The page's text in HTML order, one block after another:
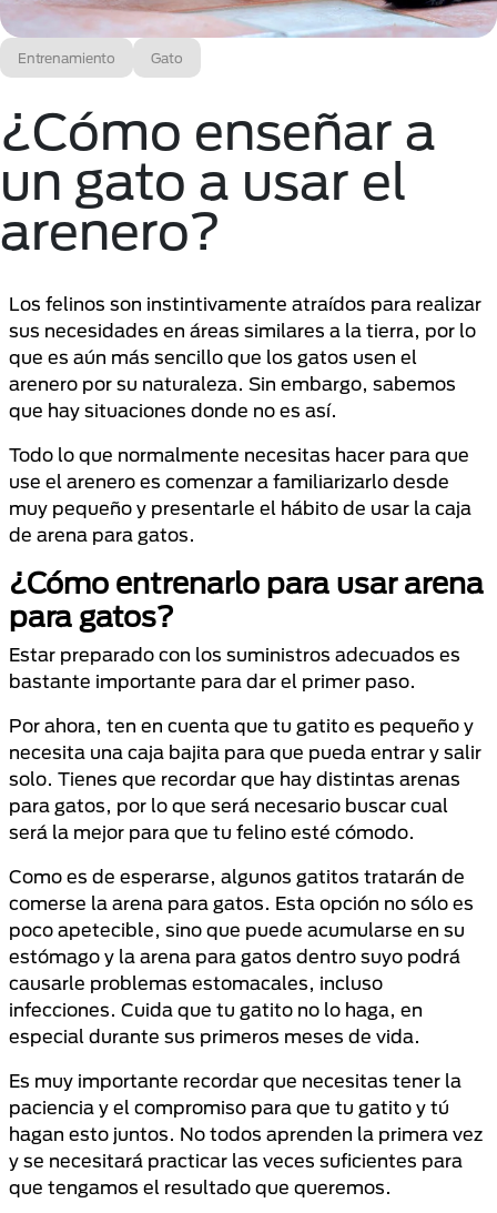
Entrenamiento Gato
¿Cómo enseñar a
un gato a usar el
arenero?
Los felinos son instintivamente atraídos para realizar
sus necesidades en áreas similares a la tierra, por lo
que es aún más sencillo que los gatos usen el
arenero por su naturaleza. Sin embargo, sabemos
que hay situaciones donde no es así.
Todo lo que normalmente necesitas hacer para que
use el arenero es comenzar a familiarizarlo desde
muy pequeño y presentarle el hábito de usar la caja
de arena para gatos.
¿Cómo entrenarlo para usar arena
para gatos?
Estar preparado con los suministros adecuados es
bastante importante para dar el primer paso.
Por ahora, ten en cuenta que tu gatito es pequeño y
necesita una caja bajita para que pueda entrar y salir
solo. Tienes que recordar que hay distintas arenas
para gatos, por lo que será necesario buscar cual
será la mejor para que tu felino esté cómodo.
Como es de esperarse, algunos gatitos tratarán de
comerse la arena para gatos. Esta opción no sólo es
poco apetecible, sino que puede acumularse en su
estómago y la arena para gatos dentro suyo podrá
causarle problemas estomacales, incluso
infecciones. Cuida que tu gatito no lo haga, en
especial durante sus primeros meses de vida.
Es muy importante recordar que necesitas tener la
paciencia y el compromiso para que tu gatito y tú
hagan esto juntos. No todos aprenden la primera vez
y se necesitará practicar las veces suficientes para
que tengamos el resultado que queremos.